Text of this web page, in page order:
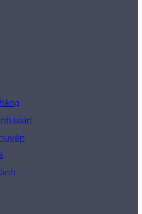
toán